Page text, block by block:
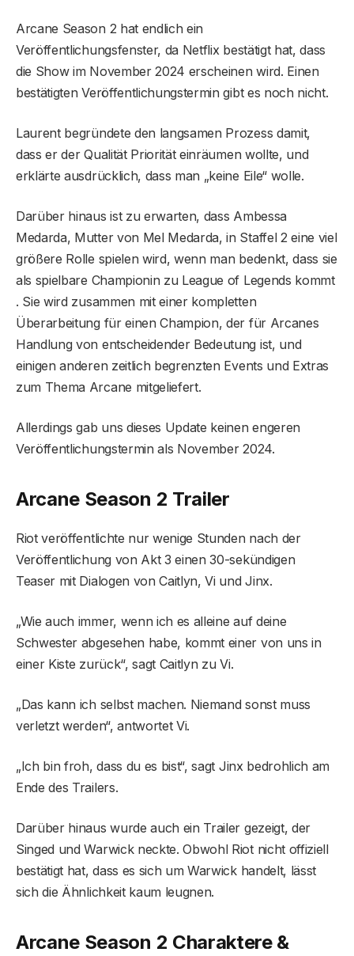
Arcane Season 2 hat endlich ein
Veröffentlichungsfenster, da Netflix bestätigt hat, dass
die Show im November 2024 erscheinen wird. Einen
bestätigten Veröffentlichungstermin gibt es noch nicht.
Laurent begründete den langsamen Prozess damit,
dass er der Qualität Priorität einräumen wollte, und
erklärte ausdrücklich, dass man „keine Eile“ wolle.
Darüber hinaus ist zu erwarten, dass Ambessa
Medarda, Mutter von Mel Medarda, in Staffel 2 eine viel
größere Rolle spielen wird, wenn man bedenkt, dass sie
als spielbare Championin zu League of Legends kommt
. Sie wird zusammen mit einer kompletten
Überarbeitung für einen Champion, der für Arcanes
Handlung von entscheidender Bedeutung ist, und
einigen anderen zeitlich begrenzten Events und Extras
zum Thema Arcane mitgeliefert.
Allerdings gab uns dieses Update keinen engeren
Veröffentlichungstermin als November 2024.
Arcane Season 2 Trailer
Riot veröffentlichte nur wenige Stunden nach der
Veröffentlichung von Akt 3 einen 30-sekündigen
Teaser mit Dialogen von Caitlyn, Vi und Jinx.
„Wie auch immer, wenn ich es alleine auf deine
Schwester abgesehen habe, kommt einer von uns in
einer Kiste zurück“, sagt Caitlyn zu Vi.
„Das kann ich selbst machen. Niemand sonst muss
verletzt werden“, antwortet Vi.
„Ich bin froh, dass du es bist“, sagt Jinx bedrohlich am
Ende des Trailers.
Darüber hinaus wurde auch ein Trailer gezeigt, der
Singed und Warwick neckte. Obwohl Riot nicht offiziell
bestätigt hat, dass es sich um Warwick handelt, lässt
sich die Ähnlichkeit kaum leugnen.
Arcane Season 2 Charaktere &